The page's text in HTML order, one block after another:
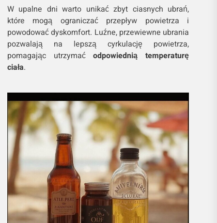
W upalne dni warto unikać zbyt ciasnych ubrań,
które mogą ograniczać przepływ powietrza i
powodować dyskomfort. Luźne, przewiewne ubrania
pozwalają na lepszą cyrkulację powietrza,
pomagając utrzymaćodpowiednią temperaturę
ciała.